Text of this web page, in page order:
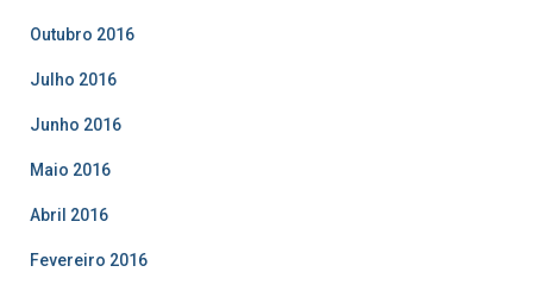
Outubro 2016
Julho 2016
Junho 2016
Maio 2016
Abril 2016
Fevereiro 2016